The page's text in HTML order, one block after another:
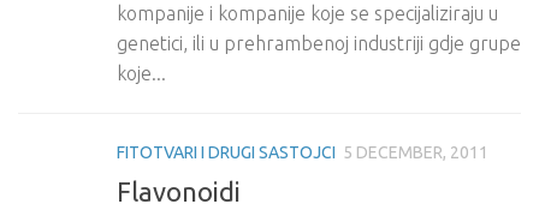
kompanije i kompanije koje se specijaliziraju u
genetici, ili u prehrambenoj industriji gdje grupe
koje...
FITOTVARI I DRUGI SASTOJCI 5 DECEMBER, 2011
Flavonoidi